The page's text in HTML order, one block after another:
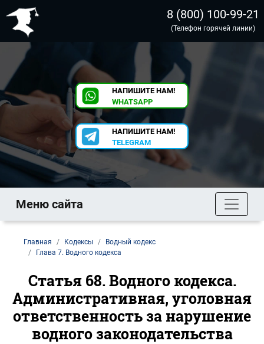
8 (800) 100-99-21
(Телефон горячей линии)
НАПИШИТЕ НАМ!
WHATSAPP
НАПИШИТЕ НАМ!
TELEGRAM
Меню сайта
Главная Кодексы
Водный кодекс
Глава 7. Водного кодекса
Статья 68. Водного кодекса.
Административная, уголовная
ответственность за нарушение
водного законодательства